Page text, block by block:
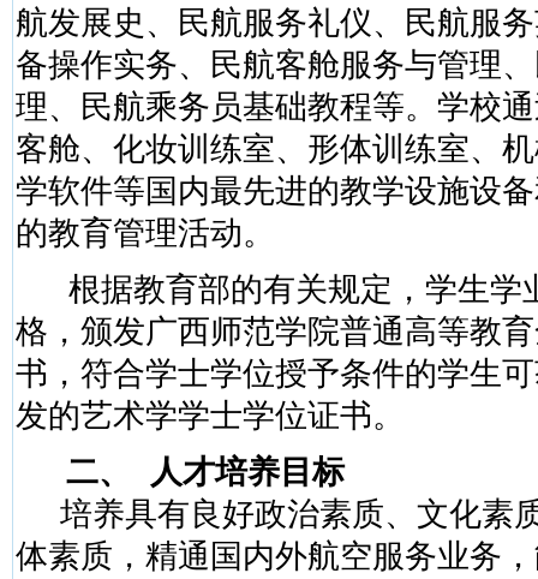
航发展史、民航服务礼仪、民航服
备操作实务、民航客舱服务与管理
理、民航乘务员基础教程等。学校
客舱、化妆训练室、形体训练室、
学软件等国内最先进的教学设施设
的教育管理活动。
根据教育部的有关规定，学生学
格，颁发广西师范学院普通高等教
书，符合学士学位授予条件的学生
发的艺术学学士学位证书。
二、
人才培养目标
培养具有良好政治素质、文化素
体素质，精通国内外航空服务业务